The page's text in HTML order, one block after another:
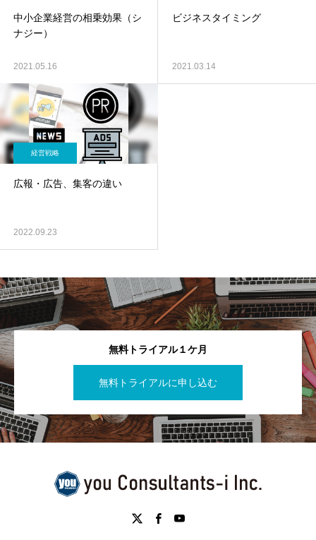
中小企業経営の相乗効果（シ
ナジー）
2021.05.16
ビジネスタイミング
2021.03.14
経営戦略
広報・広告、集客の違い
2022.09.23
無料トライアル１ケ月
無料トライアルに申し込む